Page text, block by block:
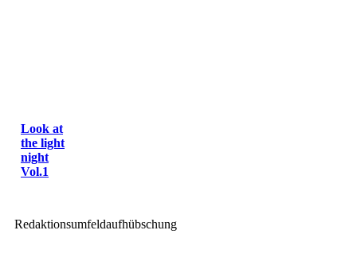
Look at
the light
night
Vol.1
Redaktionsumfeldaufhübschung